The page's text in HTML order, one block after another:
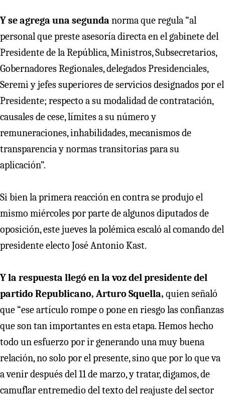
Y se agrega una segunda norma que regula “al
personal que preste asesoría directa en el gabinete del
Presidente de la República, Ministros, Subsecretarios,
Gobernadores Regionales, delegados Presidenciales,
Seremi y jefes superiores de servicios designados por el
Presidente; respecto a su modalidad de contratación,
causales de cese, límites a su número y
remuneraciones, inhabilidades, mecanismos de
transparencia y normas transitorias para su
aplicación”.
Si bien la primera reacción en contra se produjo el
mismo miércoles por parte de algunos diputados de
oposición, este jueves la polémica escaló al comando del
presidente electo José Antonio Kast.
Y la respuesta llegó en la voz del presidente del
partido Republicano, Arturo Squella, quien señaló
que “ese artículo rompe o pone en riesgo las confianzas
que son tan importantes en esta etapa. Hemos hecho
todo un esfuerzo por ir generando una muy buena
relación, no solo por el presente, sino que por lo que va
a venir después del 11 de marzo, y tratar, digamos, de
camuflar entremedio del texto del reajuste del sector